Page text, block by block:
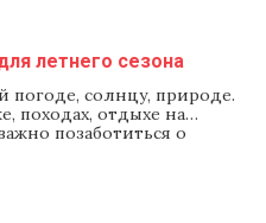
летнего сезона
погоде, солнцу, природе.
походах, отдыхе на
позаботиться о